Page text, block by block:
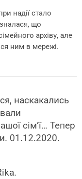
надії стало
що
архіву, але
ним в мережі.
наскакались
сім’ї… Тепер
01.12.2020.